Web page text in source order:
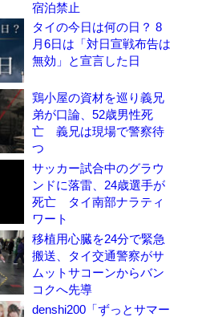
宿泊禁止
タイの今日は何の日？ 8
月6日は「対日宣戦布告は
無効」と宣言した日
鶏小屋の資材を巡り義兄
弟が口論、52歳男性死
亡 義兄は現場で警察待
つ
サッカー試合中のグラウ
ンドに落雷、24歳選手が
死亡 タイ南部ナラティ
ワート
移植用心臓を24分で緊急
搬送、タイ交通警察がサ
ムットサコーンからバン
コクへ先導
denshi200「ずっとサマー